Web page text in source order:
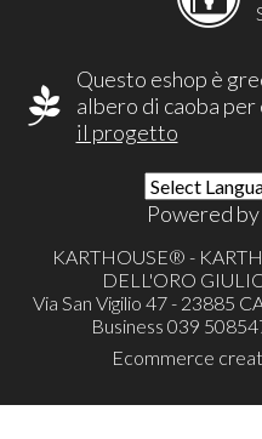
Questo eshop è
albero di caoba
il progetto
Powered by
KARTHOUSE® -
DELL'ORO
Via San Vigilio 47 - 23885
Business 039
Ecommerce